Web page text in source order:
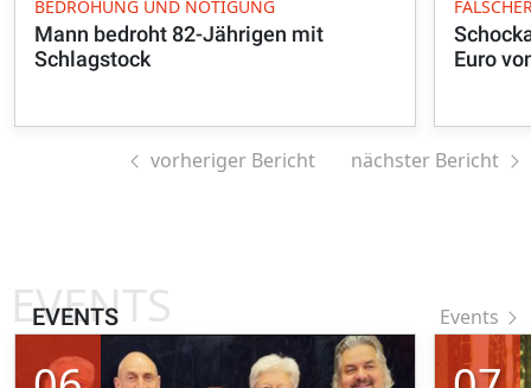
BEDROHUNG UND NÖTIGUNG
Mann bedroht 82-Jährigen mit
Schlagstock
Euro
vorheriger Bericht nächster Bericht
EVENTS
EVENTS Events